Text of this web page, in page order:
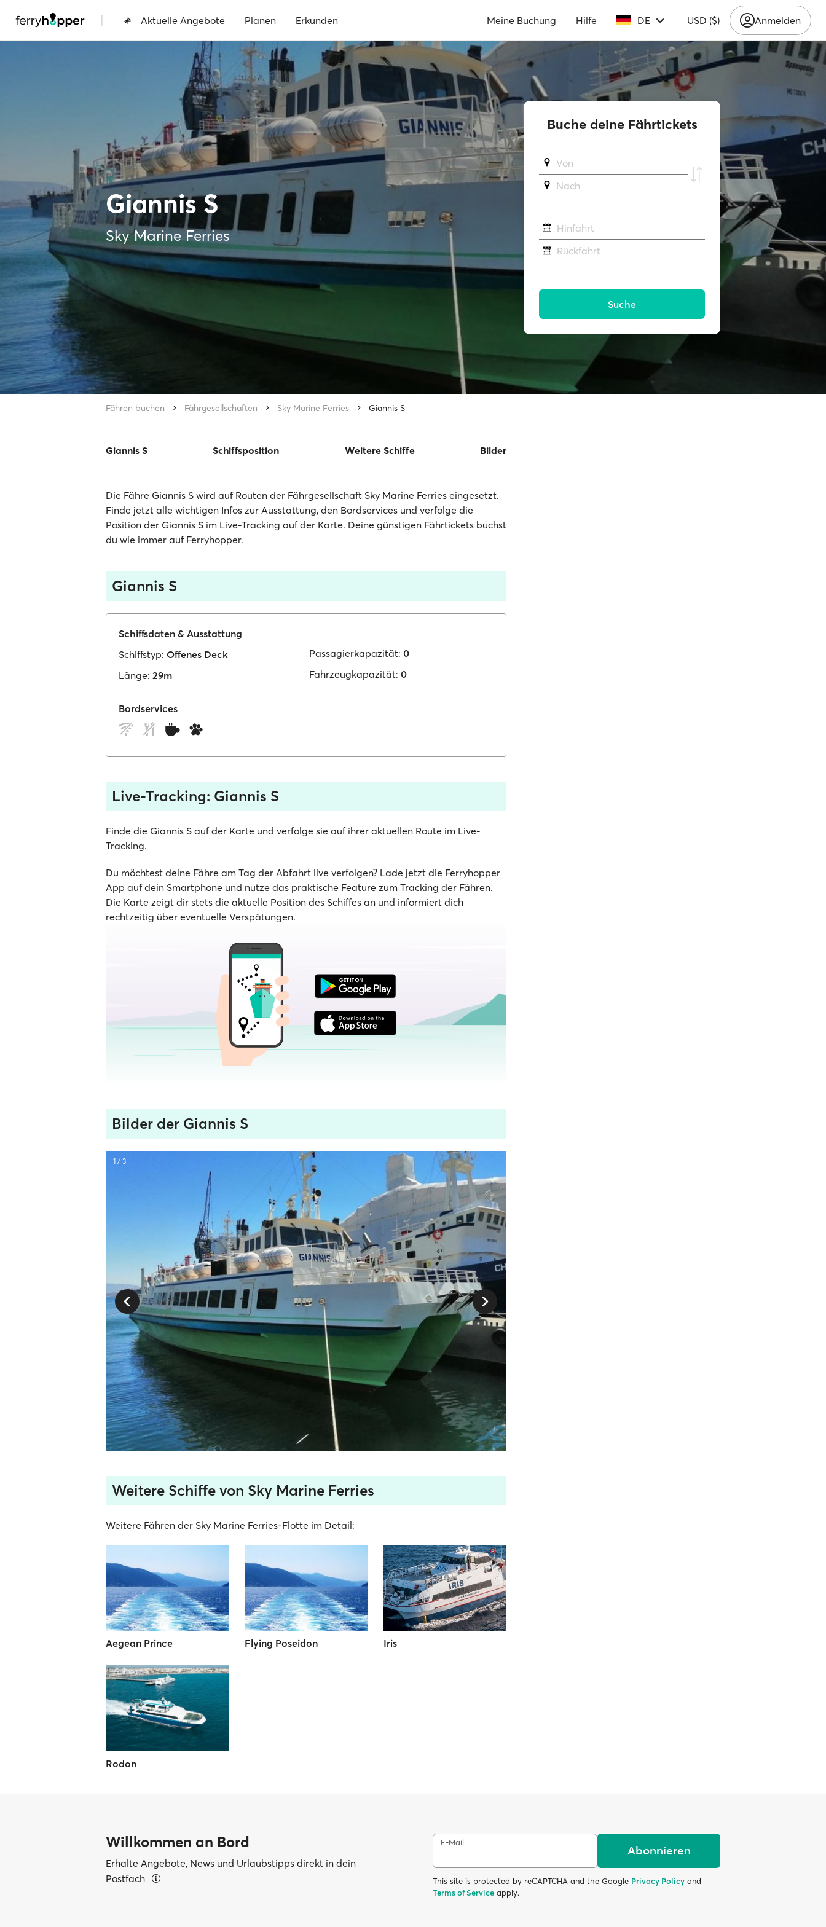
| Aktuelle Angebote Planen Erkunden Meine Buchung Hilfe DE USD ($) Anmelden
Giannis S
Sky Marine Ferries
Fähren buchen Fährgesellschaften Sky Marine Ferries Giannis S
Giannis S Schiffsposition Weitere Schiffe Bilder
Die Fähre Giannis S wird auf Routen der Fährgesellschaft Sky Marine Ferries eingesetzt.
Finde jetzt alle wichtigen Infos zur Ausstattung, den Bordservices und verfolge die
Position der Giannis S im Live-Tracking auf der Karte. Deine günstigen Fährtickets buchst
du wie immer auf Ferryhopper.
Giannis S
Schiffsdaten & Ausstattung
Schiffstyp: Offenes Deck
Länge: 29m
Passagierkapazität: 0
Fahrzeugkapazität: 0
Bordservices
Live-Tracking: Giannis S
Finde die Giannis S auf der Karte und verfolge sie auf ihrer aktuellen Route im Live-
Tracking.
Du möchtest deine Fähre am Tag der Abfahrt live verfolgen? Lade jetzt die Ferryhopper
App auf dein Smartphone und nutze das praktische Feature zum Tracking der Fähren.
Die Karte zeigt dir stets die aktuelle Position des Schiffes an und informiert dich
rechtzeitig über eventuelle Verspätungen.
Bilder der Giannis S
1 / 3
Weitere Schiffe von Sky Marine Ferries
Weitere Fähren der Sky Marine Ferries-Flotte im Detail:
Aegean Prince Flying Poseidon Iris
Rodon
Buche deine Fährtickets
Von
Νach
Hinfahrt
Rückfahrt
Suche
Willkommen an Bord
Erhalte Angebote, News und Urlaubstipps direkt in dein
Postfach
E-Mail
Abonnieren
This site is protected by reCAPTCHA and the Google Privacy Policy and
Terms of Service apply.